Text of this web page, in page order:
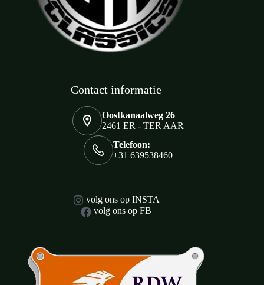
Contact informatie
Oostkanaalweg 26
2461 ER - TER AAR
Telefoon:
+31 639538460
volg ons op INSTA
volg ons op FB